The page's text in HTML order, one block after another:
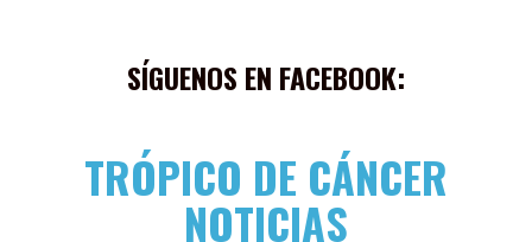
SÍGUENOS EN FACEBOOK:
TRÓPICO DE CÁNCER
NOTICIAS